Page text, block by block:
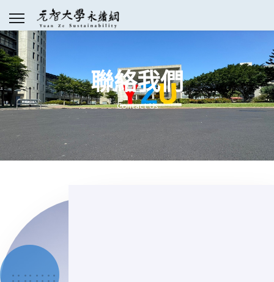
聯絡我們
Contact Us